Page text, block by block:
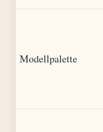
Modellpalette